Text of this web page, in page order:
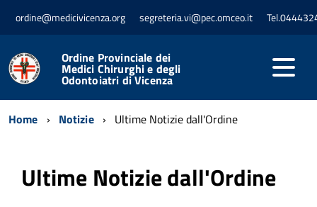
ordine@medicivicenza.org segreteria.vi@pec.omceo.it
Ordine Provinciale dei
Medici Chirurghi e degli
Odontoiatri di Vicenza
Home Notizie Ultime Notizie dall'Ordine
Ultime Notizie dall'Ordine